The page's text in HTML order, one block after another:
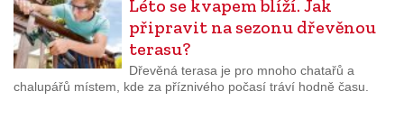
Léto se kvapem blíží. Jak
připravit na sezonu dřevěnou
terasu?
Dřevěná terasa je pro mnoho chatařů a
chalupářů místem, kde za příznivého počasí tráví hodně času.